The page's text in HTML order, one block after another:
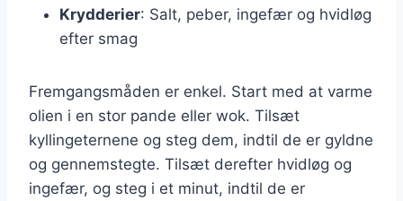
Krydderier: Salt, peber, ingefær og hvidløg
efter smag
Fremgangsmåden er enkel. Start med at varme
olien i en stor pande eller wok. Tilsæt
kyllingeternene og steg dem, indtil de er gyldne
og gennemstegte. Tilsæt derefter hvidløg og
ingefær, og steg i et minut, indtil de er